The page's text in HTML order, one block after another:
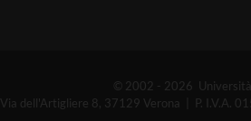
© 2002 - 2026 Università
Via dell'Artigliere 8, 37129 Verona | P. I.V.A.